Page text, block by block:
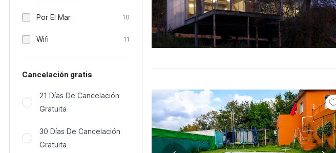
Por El Mar 10
Wifi 11
Cancelación gratis
21 Días De Cancelación
Gratuita
30 Días De Cancelación
Gratuita